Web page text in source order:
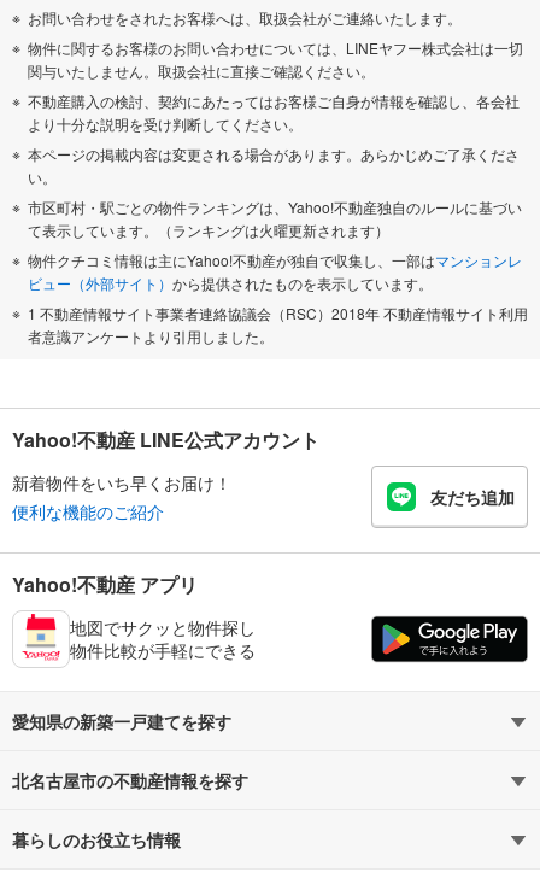
お問い合わせをされたお客様へは、取扱会社がご連絡いたします。
物件に関するお客様のお問い合わせについては、LINEヤフー株式会社は一切
関与いたしません。取扱会社に直接ご確認ください。
不動産購入の検討、契約にあたってはお客様ご自身が情報を確認し、各会社
より十分な説明を受け判断してください。
本ページの掲載内容は変更される場合があります。あらかじめご了承くださ
い。
市区町村・駅ごとの物件ランキングは、Yahoo!不動産独自のルールに基づい
て表示しています。（ランキングは火曜更新されます）
物件クチコミ情報は主にYahoo!不動産が独自で収集し、一部はマンションレ
ビュー（外部サイト） から提供されたものを表示しています。
1 不動産情報サイト事業者連絡協議会（RSC）2018年 不動産情報サイト利用
者意識アンケートより引用しました。
Yahoo!不動産 LINE公式アカウント
新着物件をいち早くお届け！
便利な機能のご紹介
友だち追加
Yahoo!不動産 アプリ
地図でサクッと物件探し
物件比較が手軽にできる
愛知県の新築一戸建てを探す
路線・駅から探す
通勤・通学時間から探す
北名古屋市の不動産情報を探す
不動産・住宅
暮らしのお役立ち情報